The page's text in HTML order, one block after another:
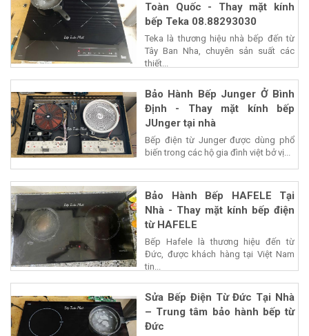
Toàn Quốc - Thay mặt kính
bếp Teka 08.88293030
Teka là thương hiệu nhà bếp đến từ
Tây Ban Nha, chuyên sản suất các
thiết...
Bảo Hành Bếp Junger Ở Bình
Định - Thay mặt kính bếp
JUnger tại nhà
Bếp điện từ Junger được dùng phổ
biến trong các hộ gia đình việt bở vị...
Bảo Hành Bếp HAFELE Tại
Nhà - Thay mặt kính bếp điện
từ HAFELE
Bếp Hafele là thương hiệu đến từ
Đức, được khách hàng tại Việt Nam
tin...
Sửa Bếp Điện Từ Đức Tại Nhà
– Trung tâm bảo hành bếp từ
Đức